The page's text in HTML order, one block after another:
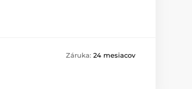
Záruka: 24 mesiacov